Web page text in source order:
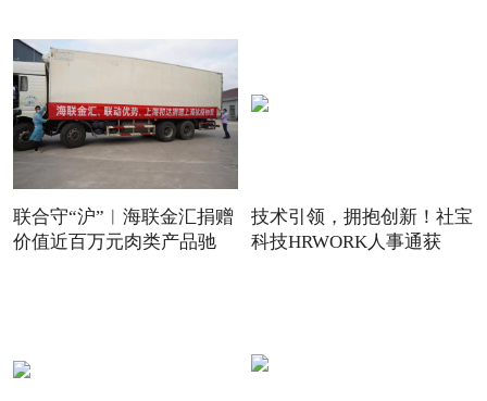
联合守“沪”︱海联金汇捐赠
价值近百万元肉类产品驰
技术引领，拥抱创新！社宝
科技HRWORK人事通获